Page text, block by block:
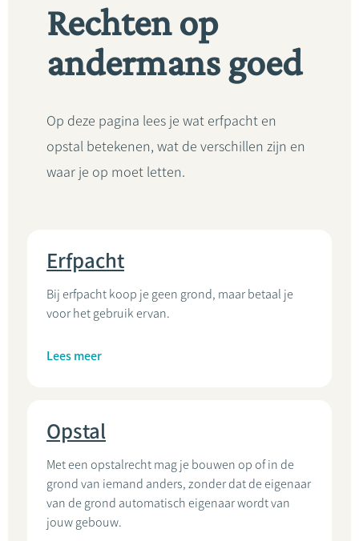
Rechten op
andermans goed
Op deze pagina lees je wat erfpacht en
opstal betekenen, wat de verschillen zijn en
waar je op moet letten.
Erfpacht
Bij erfpacht koop je geen grond, maar betaal je
voor het gebruik ervan.
Lees meer
Opstal
Met een opstalrecht mag je bouwen op of in de
grond van iemand anders, zonder dat de eigenaar
van de grond automatisch eigenaar wordt van
jouw gebouw.